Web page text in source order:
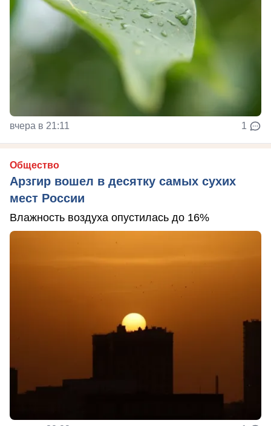
вчера в 21:11 1
Общество
Арзгир вошел в десятку самых сухих
мест России
Влажность воздуха опустилась до 16%